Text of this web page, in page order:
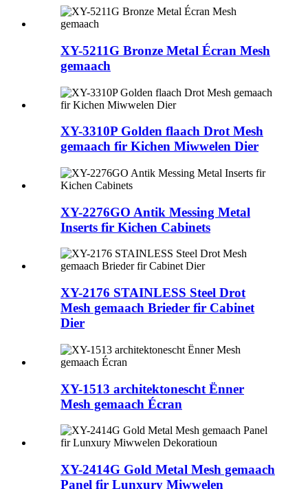
XY-5211G Bronze Metal Écran Mesh
gemaach
XY-3310P Golden flaach Drot Mesh
gemaach fir Kichen Miwwelen Dier
XY-2276GO Antik Messing Metal
Inserts fir Kichen Cabinets
XY-2176 STAINLESS Steel Drot
Mesh gemaach Brieder fir Cabinet
Dier
XY-1513 architektonescht Ënner
Mesh gemaach Écran
XY-2414G Gold Metal Mesh gemaach
Panel fir Lunxury Miwwelen